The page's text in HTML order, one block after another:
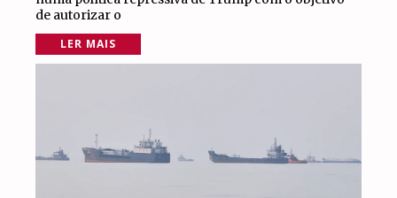
de autorizar o
LER MAIS